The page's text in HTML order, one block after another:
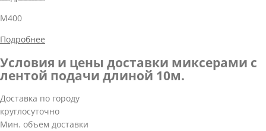
М400
Подробнее
Условия и цены доставки миксерами с
лентой подачи длиной 10м.
Доставка по городу
круглосуточно
Мин. объем доставки